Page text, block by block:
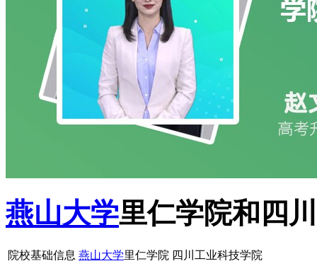
燕山大学里仁学院和四
院校基础信息 燕山大学里仁学院 四川工业科技学院